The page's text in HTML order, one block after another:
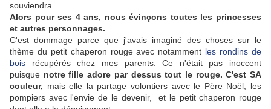
souviendra.
Alors pour ses 4 ans, nous évinçons toutes les princesses
et autres personnages.
C'est dommage parce que j'avais imaginé des choses sur le
thème du petit chaperon rouge avec notamment les rondins de
bois récupérés chez mes parents. Ce n'était pas inoccent
puisque notre fille adore par dessus tout le rouge. C'est SA
couleur, mais elle la partage volontiers avec le Père Noël, les
pompiers avec l'envie de le devenir, et le petit chaperon rouge